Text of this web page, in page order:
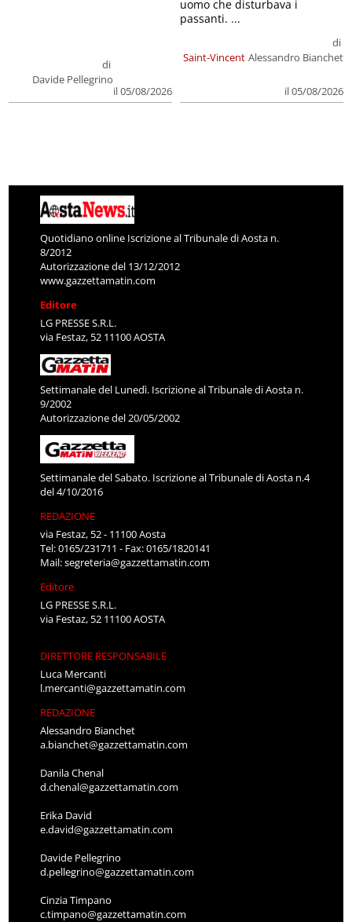
di
Davide Pellegrino
il 05/08/2026
Saint-Vincent
di
Alessandro Bianchet
il 05/08/2026
uomo che disturbava i
passanti. ...
Quotidiano online Iscrizione al Tribunale di Aosta n.
8/2012
Autorizzazione del 13/12/2012
www.gazzettamatin.com
Editore
LG PRESSE S.R.L.
via Festaz, 52 11100 AOSTA
Settimanale del Lunedì. Iscrizione al Tribunale di Aosta n.
9/2002
Autorizzazione del 20/05/2002
Settimanale del Sabato. Iscrizione al Tribunale di Aosta n.4
del 4/10/2016
REDAZIONE
via Festaz, 52 - 11100 Aosta
Tel: 0165/231711 - Fax: 0165/1820141
Mail:segreteria@gazzettamatin.com
Editore
LG PRESSE S.R.L.
via Festaz, 52 11100 AOSTA
DIRETTORE RESPONSABILE
Luca Mercanti
l.mercanti@gazzettamatin.com
REDAZIONE
Alessandro Bianchet
a.bianchet@gazzettamatin.com
Danila Chenal
d.chenal@gazzettamatin.com
Erika David
e.david@gazzettamatin.com
Davide Pellegrino
d.pellegrino@gazzettamatin.com
Cinzia Timpano
c.timpano@gazzettamatin.com